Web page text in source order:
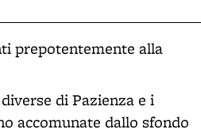
prepotentemente alla
di Pazienza e i
accomunate dallo sfondo